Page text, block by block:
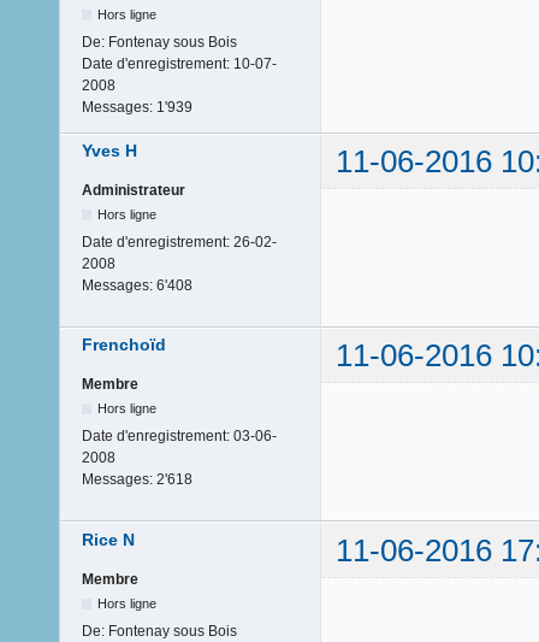
Hors ligne
De: Fontenay sous Bois
Date d'enregistrement: 10-07-
2008
Messages: 1'939
Yves H 11-06-2016
Administrateur
Hors ligne
Date d'enregistrement: 26-02-
2008
Messages: 6'408
Frenchoïd 11-06-2016
Membre
Hors ligne
Date d'enregistrement: 03-06-
2008
Messages: 2'618
Rice N 11-06-2016
Membre
Hors ligne
De: Fontenay sous Bois